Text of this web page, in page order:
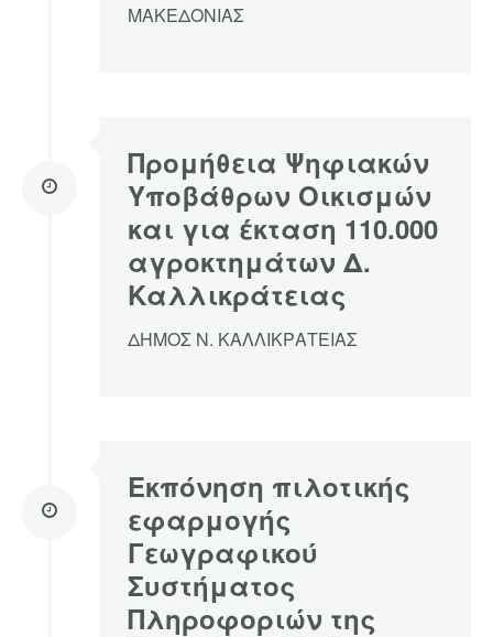
ΜΑΚΕΔΟΝΙΑΣ
Προμήθεια Ψηφιακών
Υποβάθρων Οικισμών
και για έκταση 110.000
αγροκτημάτων Δ.
Καλλικράτειας
ΔΗΜΟΣ Ν. ΚΑΛΛΙΚΡΑΤΕΙΑΣ
Εκπόνηση πιλοτικής
εφαρμογής
Γεωγραφικού
Συστήματος
Πληροφοριών της